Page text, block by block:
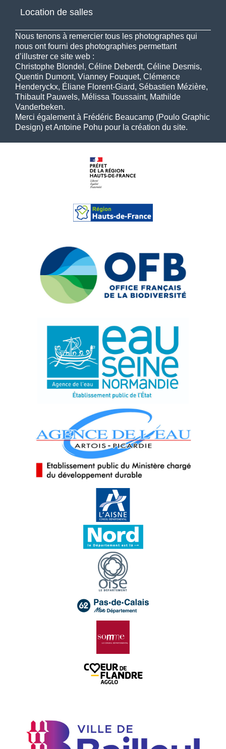
Location de salles
Nous tenons à remercier tous les photographes qui
nous ont fourni des photographies permettant
d’illustrer ce site web :
Christophe Blondel, Céline Deberdt, Céline Desmis,
Quentin Dumont, Vianney Fouquet, Clémence
Henderyckx, Éliane Florent-Giard, Sébastien Mézière,
Thibault Pauwels, Mélissa Toussaint, Mathilde
Vanderbeken.
Merci également à Frédéric Beaucamp (Poulo Graphic
Design) et Antoine Pohu pour la création du site.